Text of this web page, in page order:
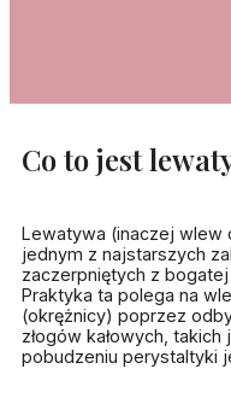
Co to jest
Lewatywa (inaczej wlew
jednym z najstarszych
zaczerpniętych z
Praktyka ta polega na
(okrężnicy) poprzez
złogów kałowych,
pobudzeniu perystaltyki